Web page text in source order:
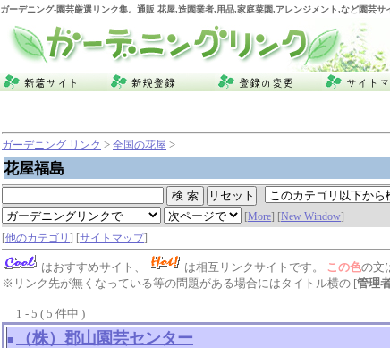
ガーデニング-園芸厳選リンク集。通販 花屋,造園業者,用品,家庭菜園,アレンジメント,など園芸サ
ガーデニング リンク > 全国の花屋 >
花屋福島
[More] [New Window]
[他のカテゴリ ] [サイトマップ]
はおすすめサイト、 は相互リンクサイトです。 この色の文
※リンク先が無くなっている等の問題がある場合にはタイトル横の [管理
1 - 5 ( 5 件中 )
■ （株）郡山園芸センター